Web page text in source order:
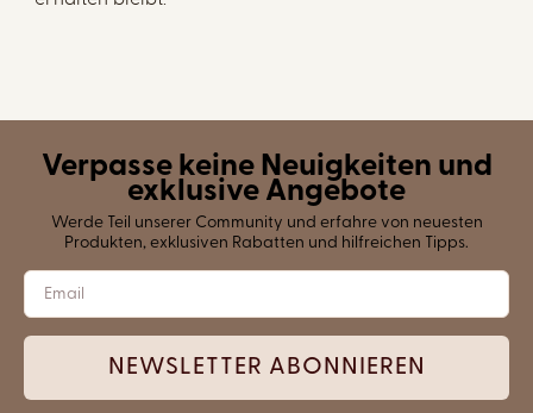
Verpasse keine Neuigkeiten und
exklusive Angebote
Werde Teil unserer Community und erfahre von neuesten
Produkten, exklusiven Rabatten und hilfreichen Tipps.
NEWSLETTER ABONNIEREN